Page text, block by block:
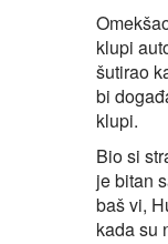
klupi
šutirao
bi
klupi.
Bio si
je bitan
baš vi,
kada su